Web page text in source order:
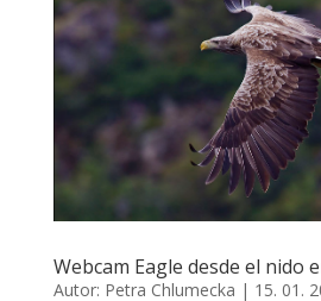
Webcam Eagle desde el nido
Autor: Petra Chlumecka | 15. 01.